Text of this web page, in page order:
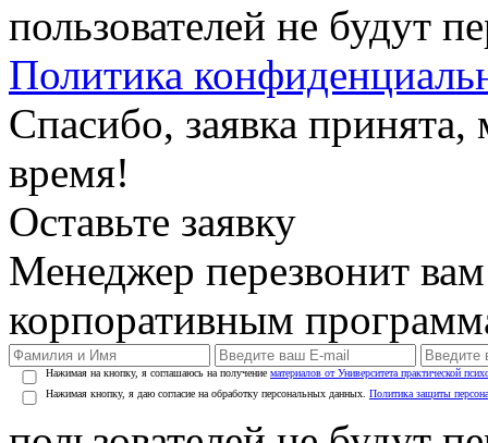
пользователей не будут
Политика
Спасибо, заявка
время!
Оставьте заявку
Менеджер перезвонит
корпоративным
Нажимая на кнопку, я соглашаюсь на получение материалов от Университета практической
Нажимая кнопку, я даю согласие на обработку персональных данных. Политика защиты